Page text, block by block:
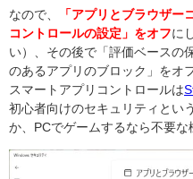
なので、
「アプリとブラウザ
コントロールの設定」をオフに
い）、その後で「評価ベースの
のあるアプリのブロック」をオ
スマートアプリコントロールは
初心者向けのセキュリティとい
か、PCでゲームするなら不要な